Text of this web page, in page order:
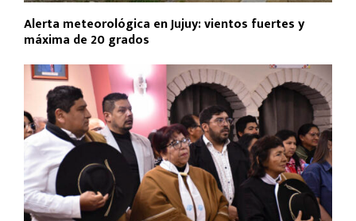
Alerta meteorológica en Jujuy: vientos fuertes y
máxima de 20 grados